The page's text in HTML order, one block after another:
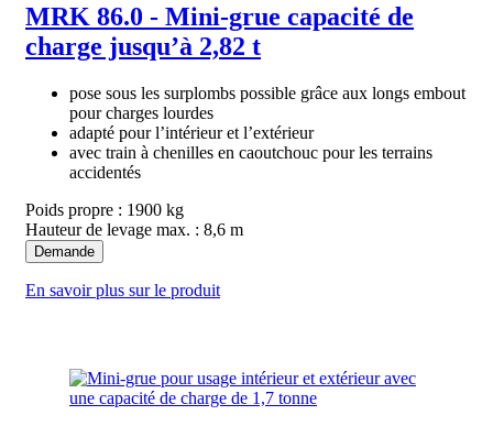
MRK 86.0 - Mini-grue capacité de
charge jusqu’à 2,82 t
pose sous les surplombs possible grâce aux longs embout
pour charges lourdes
adapté pour l’intérieur et l’extérieur
avec train à chenilles en caoutchouc pour les terrains
accidentés
Poids propre : 1900 kg
Hauteur de levage max. : 8,6 m
Demande
En savoir plus sur le produit